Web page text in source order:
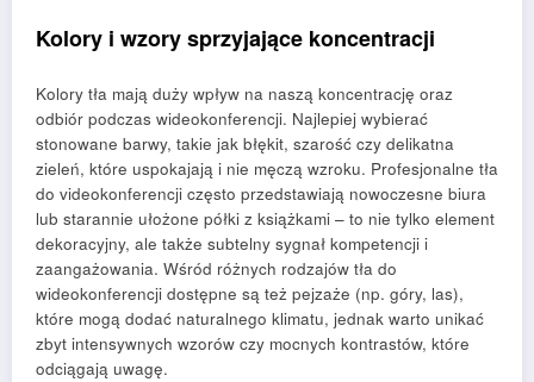
Kolory i wzory sprzyjające koncentracji
Kolory tła mają duży wpływ na naszą koncentrację oraz
odbiór podczas wideokonferencji. Najlepiej wybierać
stonowane barwy, takie jak błękit, szarość czy delikatna
zieleń, które uspokajają i nie męczą wzroku. Profesjonalne tła
do videokonferencji często przedstawiają nowoczesne biura
lub starannie ułożone półki z książkami – to nie tylko element
dekoracyjny, ale także subtelny sygnał kompetencji i
zaangażowania. Wśród różnych rodzajów tła do
wideokonferencji dostępne są też pejzaże (np. góry, las),
które mogą dodać naturalnego klimatu, jednak warto unikać
zbyt intensywnych wzorów czy mocnych kontrastów, które
odciągają uwagę.